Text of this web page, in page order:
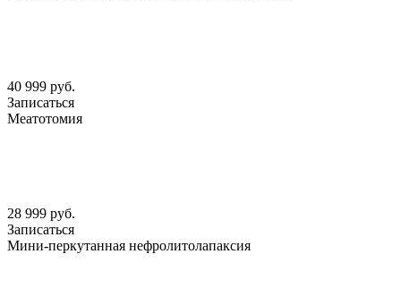
40 999 руб.
Записаться
Меатотомия
28 999 руб.
Записаться
Мини-перкутанная нефролитолапаксия